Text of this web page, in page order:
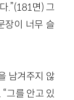
.”(181면) 그
장이 너무 슬
남겨주지 않
그를 안고 있